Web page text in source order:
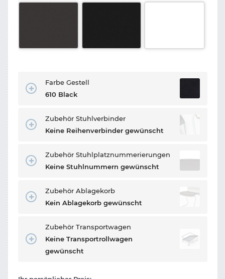
Farbe Gestell
610 Black
Zubehör Stuhlverbinder
Keine Reihenverbinder gewünscht
Zubehör Stuhlplatznummerierungen
Keine Stuhlnummern gewünscht
Zubehör Ablagekorb
Kein Ablagekorb gewünscht
Zubehör Transportwagen
Keine Transportrollwagen
gewünscht